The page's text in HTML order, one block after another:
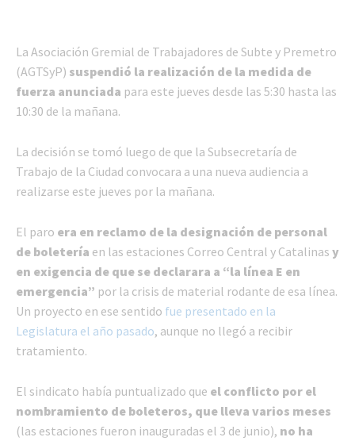
La Asociación Gremial de Trabajadores de Subte y Premetro
(AGTSyP) suspendió la realización de la medida de
fuerza anunciada para este jueves desde las 5:30 hasta las
10:30 de la mañana.
La decisión se tomó luego de que la Subsecretaría de
Trabajo de la Ciudad convocara a una nueva audiencia a
realizarse este jueves por la mañana.
El paro era en reclamo de la designación de personal
de boletería en las estaciones Correo Central y Catalinas y
en exigencia de que se declarara a “la línea E en
emergencia” por la crisis de material rodante de esa línea.
Un proyecto en ese sentido fue presentado en la
Legislatura el año pasado, aunque no llegó a recibir
tratamiento.
El sindicato había puntualizado que el conflicto por el
nombramiento de boleteros, que lleva varios meses
(las estaciones fueron inauguradas el 3 de junio), no ha